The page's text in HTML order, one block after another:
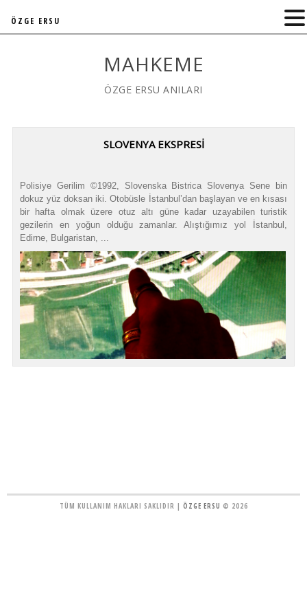
MAHKEME
ÖZGE ERSU ANILARI
SLOVENYA EKSPRESI
Polisiye Gerilim ©1992, Slovenska Bistrica Slovenya Sene bin
dokuz yüz doksan iki. Otobüsle İstanbul’dan başlayan ve en kısası
bir hafta olmak üzere otuz altı güne kadar uzayabilen turistik
gezilerin en yoğun olduğu zamanlar. Alıştığımız yol İstanbul,
Edirne, Bulgaristan, ...
TÜM KULLANIM HAKLARI SAKLIDIR | ÖZGE ERSU © 2026
ÖZGE ERSU